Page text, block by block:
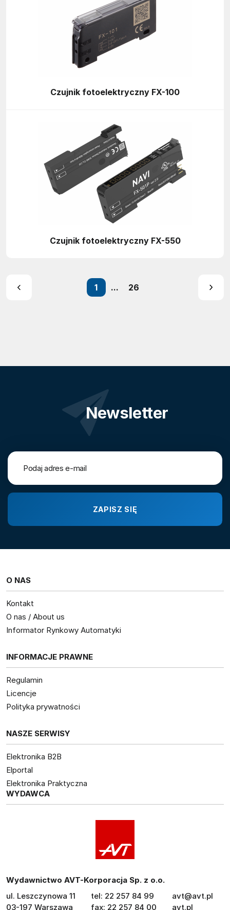
Czujnik fotoelektryczny FX-100
Czujnik fotoelektryczny FX-550
1 ... 26
Newsletter
O NAS
Kontakt
O nas / About us
Informator Rynkowy Automatyki
INFORMACJE PRAWNE
Regulamin
Licencje
Polityka prywatności
NASZE SERWISY
Elektronika B2B
Elportal
Elektronika Praktyczna
WYDAWCA
Wydawnictwo AVT-Korporacja Sp. z o.o.
ul. Leszczynowa 11
03-197 Warszawa
tel: 22 257 84 99
fax: 22 257 84 00
avt@avt.pl
avt.pl